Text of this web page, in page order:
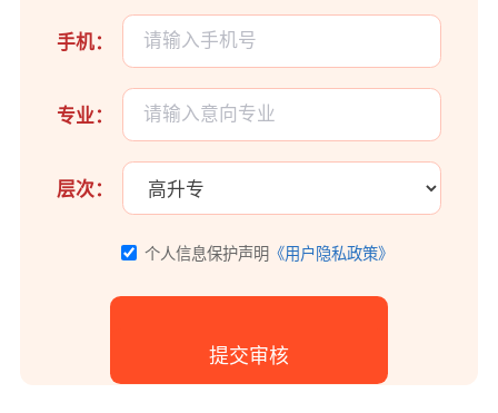
手机：
专业：
层次：
个人信息保护声明 《用户隐私政策》